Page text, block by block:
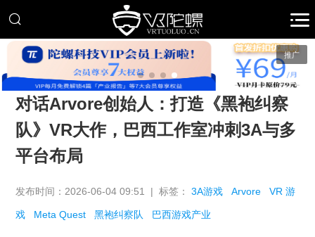
推广
对话Arvore创始人：打造《黑袍纠察
队》VR大作，巴西工作室冲刺3A与多
平台布局
发布时间：2026-06-04 09:51 | 标签：3A游戏 Arvore VR 游
戏 Meta Quest 黑袍纠察队 巴西游戏产业